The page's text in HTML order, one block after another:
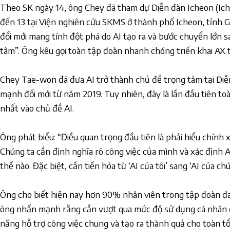
Theo SK ngày 14, ông Chey đã tham dự Diễn đàn Icheon
đến 13 tại Viện nghiên cứu SKMS ở thành phố Icheon, tỉnh
đổi mới mang tính đột phá do AI tạo ra và bước chuyển lớn
tâm”. Ông kêu gọi toàn tập đoàn nhanh chóng triển khai
Chey Tae-won đã đưa AI trở thành chủ đề trọng tâm tại
mạnh đổi mới từ năm 2019. Tuy nhiên, đây là lần đầu tiên
nhất vào chủ đề AI.
Ông phát biểu: “Điều quan trọng đầu tiên là phải hiểu chính
Chúng ta cần định nghĩa rõ công việc của mình và xác định
thế nào. Đặc biệt, cần tiến hóa từ ‘AI của tôi’ sang ‘AI của
Ông cho biết hiện nay hơn 90% nhân viên trong tập đoàn
ông nhấn mạnh rằng cần vượt qua mức độ sử dụng cá
năng hỗ trợ công việc chung và tạo ra thành quả cho toàn